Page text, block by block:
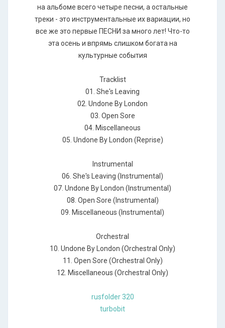
на альбоме всего четыре песни, а остальные
треки - это инструментальные их вариации, но
все же это первые ПЕСНИ за много лет! Что-то
эта осень и впрямь слишком богата на
культурные события
Tracklist
01. She's Leaving
02. Undone By London
03. Open Sore
04. Miscellaneous
05. Undone By London (Reprise)
Instrumental
06. She's Leaving (Instrumental)
07. Undone By London (Instrumental)
08. Open Sore (Instrumental)
09. Miscellaneous (Instrumental)
Orchestral
10. Undone By London (Orchestral Only)
11. Open Sore (Orchestral Only)
12. Miscellaneous (Orchestral Only)
rusfolder 320
turbobit